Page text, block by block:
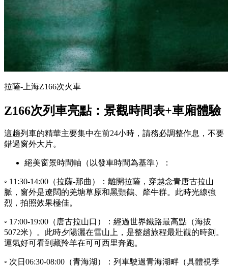
拉薩-上海Z166次火車
Z166次列車亮點：景觀時間表+車廂體驗
這趟列車的精華主要集中在前24小時，請務必調整作息，不要
錯過窗外大片。
絕美窗景時間軸（以發車時間為基準）：
◦ 11:30-14:00（拉薩-那曲）：離開拉薩，穿越念青唐古拉山
脈，窗外是遼闊的羌塘草原和黑頸鶴、犛牛群。此時光線強
烈，拍照效果極佳。
◦ 17:00-19:00（唐古拉山口）：經過世界鐵路最高點（海拔
5072米）。此時夕陽灑在雪山上，是整趟旅程最壯觀的時刻。
運氣好可看到藏羚羊在可可西里奔跑。
◦ 次日06:30-08:00（青海湖）：列車駛過青海湖畔（具體視季